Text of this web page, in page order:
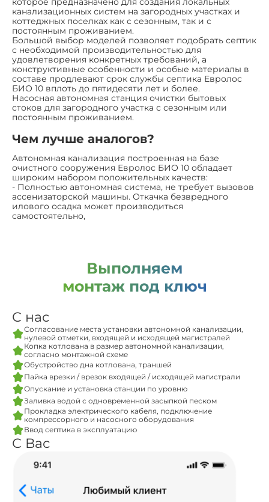
канализационных систем на загородных участках и
коттеджных поселках как с сезонным, так и с
постоянным проживанием.
Большой выбор моделей позволяет подобрать септик
с необходимой производительностью для
удовлетворения конкретных требований, а
конструктивные особенности и особые материалы в
составе продлевают срок службы септика Евролос
БИО 10 вплоть до пятидесяти лет и более.
Насосная автономная станция очистки бытовых
стоков для загородного участка с сезонным или
постоянным проживанием.
Чем лучше аналогов?
Автономная канализация построенная на базе
очистного сооружения Евролос БИО 10 обладает
широким набором положительных качеств:
- Полностью автономная система, не требует вызовов
ассенизаторской машины. Откачка безвредного
илового осадка может производиться
самостоятельно,
Выполняем
монтаж под ключ
С нас
Согласование места установки автономной канализации,
нулевой отметки, входящей и исходящей магистралей
Копка котлована в размер автономной канализации,
согласно монтажной схеме
Обустройство дна котлована, траншей
Пайка врезки / врезок входящей / исходящей магистрали
Опускание и установка станции по уровню
Заливка водой с одновременной засыпкой песком
Прокладка электрического кабеля, подключение
компрессорного и насосного оборудования
Ввод септика в эксплуатацию
С Вас